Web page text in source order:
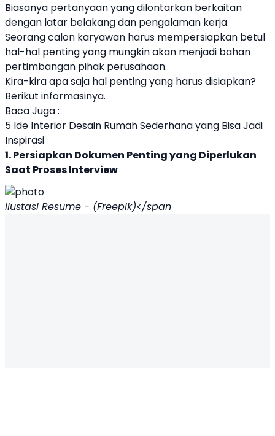
Biasanya pertanyaan yang dilontarkan berkaitan
dengan latar belakang dan pengalaman kerja.
Seorang calon karyawan harus mempersiapkan betul
hal-hal penting yang mungkin akan menjadi bahan
pertimbangan pihak perusahaan.
Kira-kira apa saja hal penting yang harus disiapkan?
Berikut informasinya.
Baca Juga :
5 Ide Interior Desain Rumah Sederhana yang Bisa Jadi
Inspirasi
1. Persiapkan Dokumen Penting yang Diperlukan
Saat Proses Interview
Ilustasi Resume - (Freepik)</span